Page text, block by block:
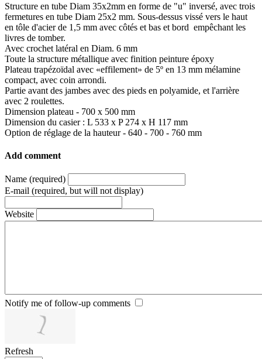
Structure en tube Diam 35x2mm en forme de "u" inversé, avec trois
fermetures en tube Diam 25x2 mm. Sous-dessus vissé vers le haut
en tôle d'acier de 1,5 mm avec côtés et bas et bord empêchant les
livres de tomber.
Avec crochet latéral en Diam. 6 mm
Toute la structure métallique avec finition peinture époxy
Plateau trapézoïdal avec «effilement» de 5º en 13 mm mélamine
compact, avec coin arrondi.
Partie avant des jambes avec des pieds en polyamide, et l'arrière
avec 2 roulettes.
Dimension plateau - 700 x 500 mm
Dimension du casier : L 533 x P 274 x H 117 mm
Option de réglage de la hauteur - 640 - 700 - 760 mm
Add comment
Name (required)
E-mail (required, but will not display)
Website
Notify me of follow-up comments
Refresh